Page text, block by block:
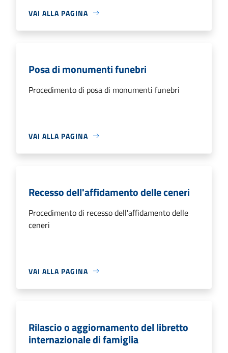
VAI ALLA PAGINA
Posa di monumenti funebri
Procedimento di posa di monumenti funebri
VAI ALLA PAGINA
Recesso dell'affidamento delle ceneri
Procedimento di recesso dell'affidamento delle
ceneri
VAI ALLA PAGINA
Rilascio o aggiornamento del libretto
internazionale di famiglia